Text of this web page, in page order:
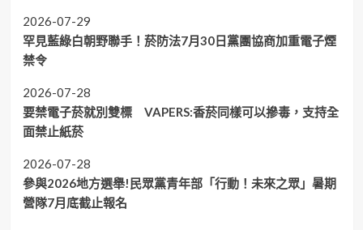
2026-07-29
罕見藍綠白朝野聯手！菸防法7月30日黨團協商加重電子煙
禁令
2026-07-28
要禁電子菸就別雙標 VAPERS:香菸同樣可以摻毒，支持全
面禁止紙菸
2026-07-28
參與2026地方選舉!民眾黨青年部「行動！未來之眾」暑期
營隊7月底截止報名